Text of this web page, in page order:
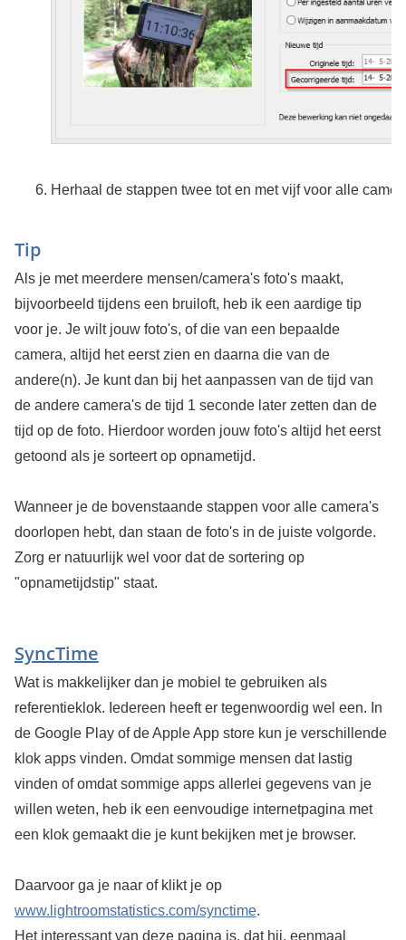
Herhaal de stappen twee tot en met vijf voor alle
Tip
Als je met meerdere mensen/camera's foto's maakt,
bijvoorbeeld tijdens een bruiloft, heb ik een aardige tip
voor je. Je wilt jouw foto's, of die van een bepaalde
camera, altijd het eerst zien en daarna die van de
andere(n). Je kunt dan bij het aanpassen van de tijd van
de andere camera's de tijd 1 seconde later zetten dan de
tijd op de foto. Hierdoor worden jouw foto's altijd het eerst
getoond als je sorteert op opnametijd.
Wanneer je de bovenstaande stappen voor alle camera's
doorlopen hebt, dan staan de foto's in de juiste volgorde.
Zorg er natuurlijk wel voor dat de sortering op
"opnametijdstip" staat.
SyncTime
Wat is makkelijker dan je mobiel te gebruiken als
referentieklok. Iedereen heeft er tegenwoordig wel een. In
de Google Play of de Apple App store kun je verschillende
klok apps vinden. Omdat sommige mensen dat lastig
vinden of omdat sommige apps allerlei gegevens van je
willen weten, heb ik een eenvoudige internetpagina met
een klok gemaakt die je kunt bekijken met je browser.
Daarvoor ga je naar of klikt je op
www.lightroomstatistics.com/synctime.
Het interessant van deze pagina is, dat hij, eenmaal